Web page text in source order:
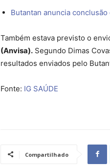
Butantan anuncia
Também estava previsto o
(Anvisa). Segundo Dimas
resultados enviados pelo
Fonte: IG SAÚDE
Compartilhado